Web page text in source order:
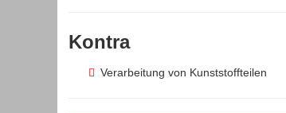
Kontra
Verarbeitung von Kunststoffteilen